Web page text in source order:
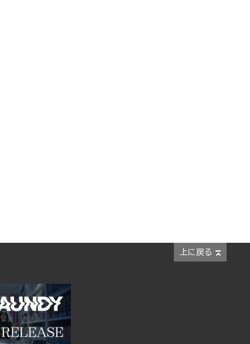
上に戻る